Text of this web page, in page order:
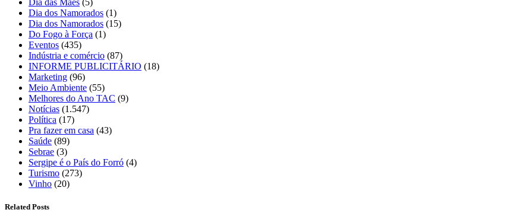
Dia dos Namorados (1)
Dia dos Namorados (15)
Do Fogo à Força (1)
Eventos (435)
Indústria e comércio (87)
INFORME PUBLICITÁRIO (18)
Marketing (96)
Meio Ambiente (55)
Melhores do Ano TAC (9)
Notícias (1.547)
Política (17)
Pra fazer em casa (43)
Saúde (89)
Sebrae (3)
Sergipe é o País do Forró (4)
Turismo (273)
Vinho (20)
Related Posts